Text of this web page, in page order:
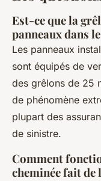
Est-ce que la
panneaux dans
Les panneaux
sont équipés de
des grêlons de 25
de phénomène
plupart des
de sinistre.
Comment
cheminée fait de